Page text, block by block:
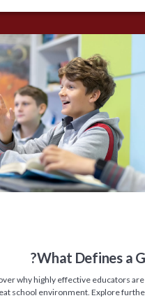
What Defines a
why highly effective educators are
school environment. Explore